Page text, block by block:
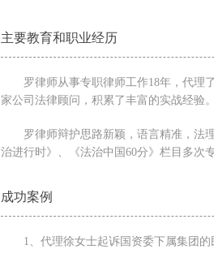
主要教育和职业经历
罗律师从事专职律师工作18年，代理
家公司法律顾问，积累了丰富的实战经验。
罗律师辩护思路新颖，语言精准，法
治进行时》、《法治中国60分》栏目多次专
成功案例
1、代理徐女士起诉国资委下属集团